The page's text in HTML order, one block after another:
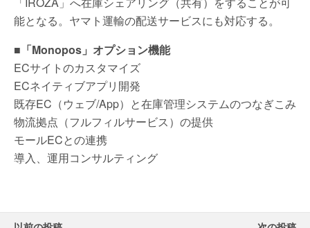
能となる。ヤマト運輸の配送サービスにも対応する。
■「Monopos」オプション機能
ECサイトのカスタマイズ
ECネイティブアプリ開発
既存EC（ウェブ/App）と在庫管理システムのつなぎこみ
物流拠点（フルフィルサービス）の提供
モールECとの連携
導入、運用コンサルティング